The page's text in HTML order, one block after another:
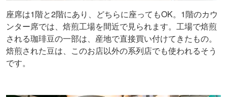
座席は1階と2階にあり、どちらに座ってもOK。1階のカウ
ンター席では、焙煎工場を間近で見られます。工場で焙煎
される珈琲豆の一部は、産地で直接買い付けてきたもの。
焙煎された豆は、このお店以外の系列店でも使われるそう
です。